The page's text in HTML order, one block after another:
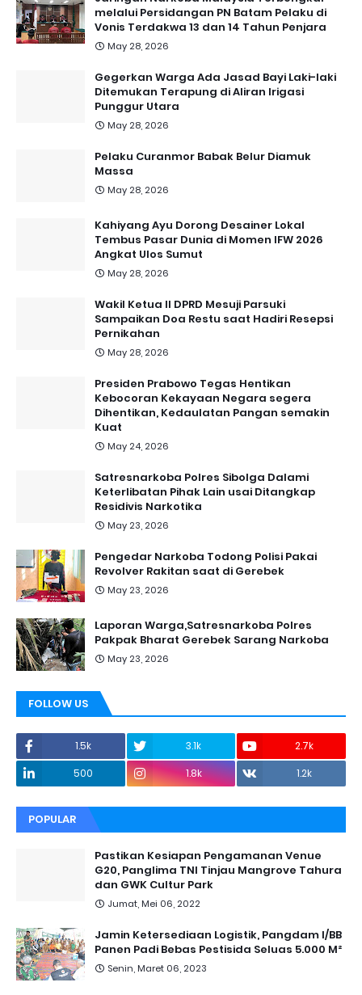
melalui Persidangan PN Batam Pelaku di
Vonis Terdakwa 13 dan 14 Tahun Penjara
May 28, 2026
Gegerkan Warga Ada Jasad Bayi Laki-laki
Ditemukan Terapung di Aliran Irigasi
Punggur Utara
May 28, 2026
Pelaku Curanmor Babak Belur Diamuk
Massa
May 28, 2026
Kahiyang Ayu Dorong Desainer Lokal
Tembus Pasar Dunia di Momen IFW 2026
Angkat Ulos Sumut
May 28, 2026
Wakil Ketua II DPRD Mesuji Parsuki
Sampaikan Doa Restu saat Hadiri Resepsi
Pernikahan
May 28, 2026
Presiden Prabowo Tegas Hentikan
Kebocoran Kekayaan Negara segera
Dihentikan, Kedaulatan Pangan semakin
Kuat
May 24, 2026
Satresnarkoba Polres Sibolga Dalami
Keterlibatan Pihak Lain usai Ditangkap
Residivis Narkotika
May 23, 2026
Pengedar Narkoba Todong Polisi Pakai
Revolver Rakitan saat di Gerebek
May 23, 2026
Laporan Warga,Satresnarkoba Polres
Pakpak Bharat Gerebek Sarang Narkoba
May 23, 2026
FOLLOW US
1.5k 3.1k
2.7k
500
1.8k 1.2k
POPULAR
Pastikan Kesiapan Pengamanan Venue
G20, Panglima TNI Tinjau Mangrove Tahura
dan GWK Cultur Park
Jumat, Mei 06, 2022
Jamin Ketersediaan Logistik, Pangdam I/BB
Panen Padi Bebas Pestisida Seluas 5.000 M²
Senin, Maret 06, 2023